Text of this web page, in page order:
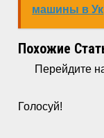
машины в
Похожие
Перейдите
Голосуй!